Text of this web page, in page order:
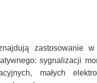
zastosowanie
sygnalizacji
małych